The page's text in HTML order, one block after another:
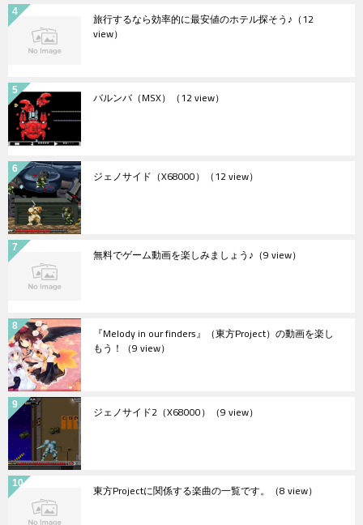
旅行するなら効率的に最安値のホテル探そう♪ （12
view）
バルンバ（MSX） （12 view）
ジェノサイド（X68000） （12 view）
無料でゲーム動画を楽しみましょう♪ （9 view）
『Melody in our finders』（東方Project）の動画を楽し
もう！ （9 view）
ジェノサイド2（X68000） （9 view）
東方Projectに関係する楽曲の一覧です。 （8 view）